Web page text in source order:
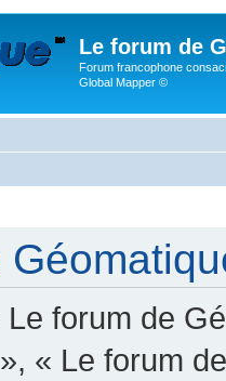
Le forum de
Forum francophone
Global Mapper ©
forum de
« Le forum